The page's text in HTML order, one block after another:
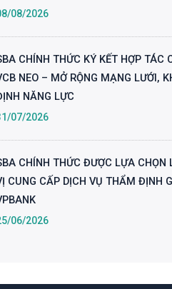
08/2026
CHÍNH THỨC KÝ KẾT HỢP TÁC
NEO – MỞ RỘNG MẠNG LƯỚI,
NĂNG LỰC
07/2026
CHÍNH THỨC ĐƯỢC LỰA CHỌN
CUNG CẤP DỊCH VỤ THẨM ĐỊNH
06/2026